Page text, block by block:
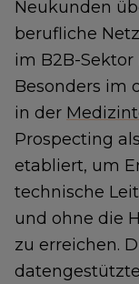
Neukunden
berufliche
im B2B-
Besonders im
in der
Prospecting
etabliert, um
technische
und ohne die
zu erreichen.